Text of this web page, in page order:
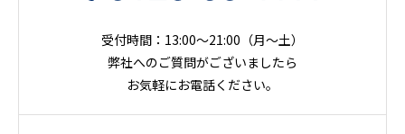
受付時間：13:00～21:00（月〜土）
弊社へのご質問がございましたら
お気軽にお電話ください。